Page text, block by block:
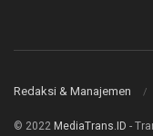
Redaksi & Manajemen
© 2022 MediaTrans.ID -